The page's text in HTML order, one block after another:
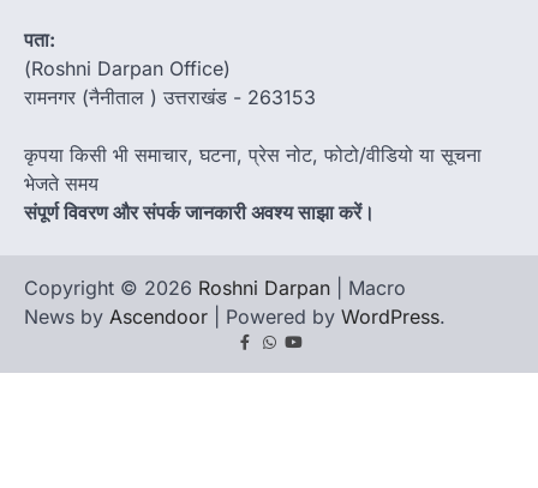
पता:
(Roshni Darpan Office)
रामनगर (नैनीताल ) उत्तराखंड - 263153
कृपया किसी भी समाचार, घटना, प्रेस नोट, फोटो/वीडियो या सूचना
भेजते समय
संपूर्ण विवरण और संपर्क जानकारी अवश्य साझा करें।
Copyright © 2026 Roshni Darpan | Macro
News by Ascendoor | Powered by WordPress.
Facebook
Whatsapp
youtube